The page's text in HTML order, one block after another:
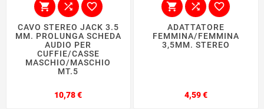
  
CAVO STEREO JACK 3.5
MM. PROLUNGA SCHEDA
AUDIO PER
CUFFIE/CASSE
MASCHIO/MASCHIO
MT.5
10,78 €Prezzo
  
ADATTATORE
FEMMINA/FEMMINA
3,5MM. STEREO
4,59 €Prezzo